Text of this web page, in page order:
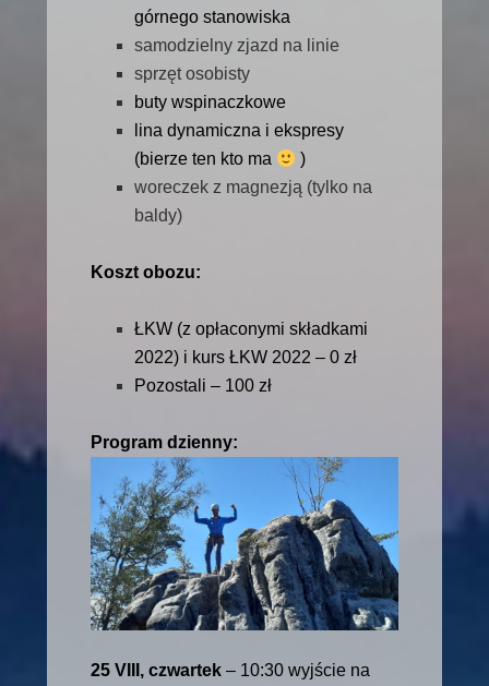
górnego stanowiska
samodzielny zjazd na linie
sprzęt osobisty
buty wspinaczkowe
lina dynamiczna i ekspresy
(bierze ten kto ma
)
woreczek z magnezją (tylko na
baldy)
Koszt obozu:
ŁKW (z opłaconymi składkami
2022) i kurs ŁKW 2022 – 0 zł
Pozostali – 100 zł
Program dzienny:
25 VIII, czwartek– 10:30 wyjście na